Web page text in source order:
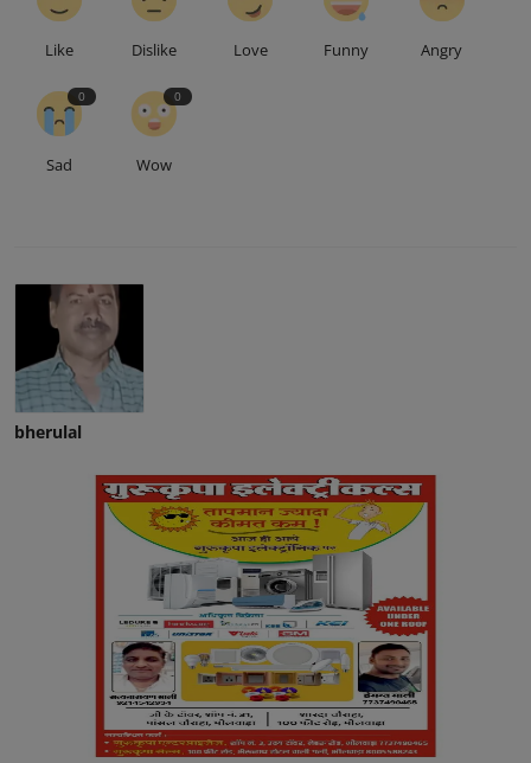
Like Dislike Love Funny Angry
0
Sad
0
Wow
bherulal